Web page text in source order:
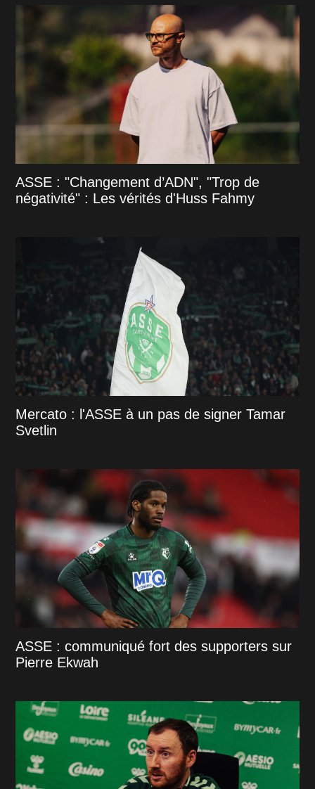
ASSE : "Changement d’ADN", "Trop de
négativité" : Les vérités d'Huss Fahmy
Mercato : l'ASSE à un pas de signer Tamar
Svetlin
ASSE : communiqué fort des supporters sur
Pierre Ekwah